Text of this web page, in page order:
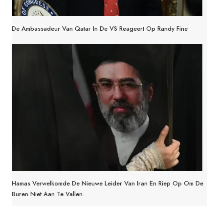
De Ambassadeur Van Qatar In De VS Reageert Op Randy Fine
Hamas Verwelkomde De Nieuwe Leider Van Iran En Riep Op Om De
Buren Niet Aan Te Vallen.